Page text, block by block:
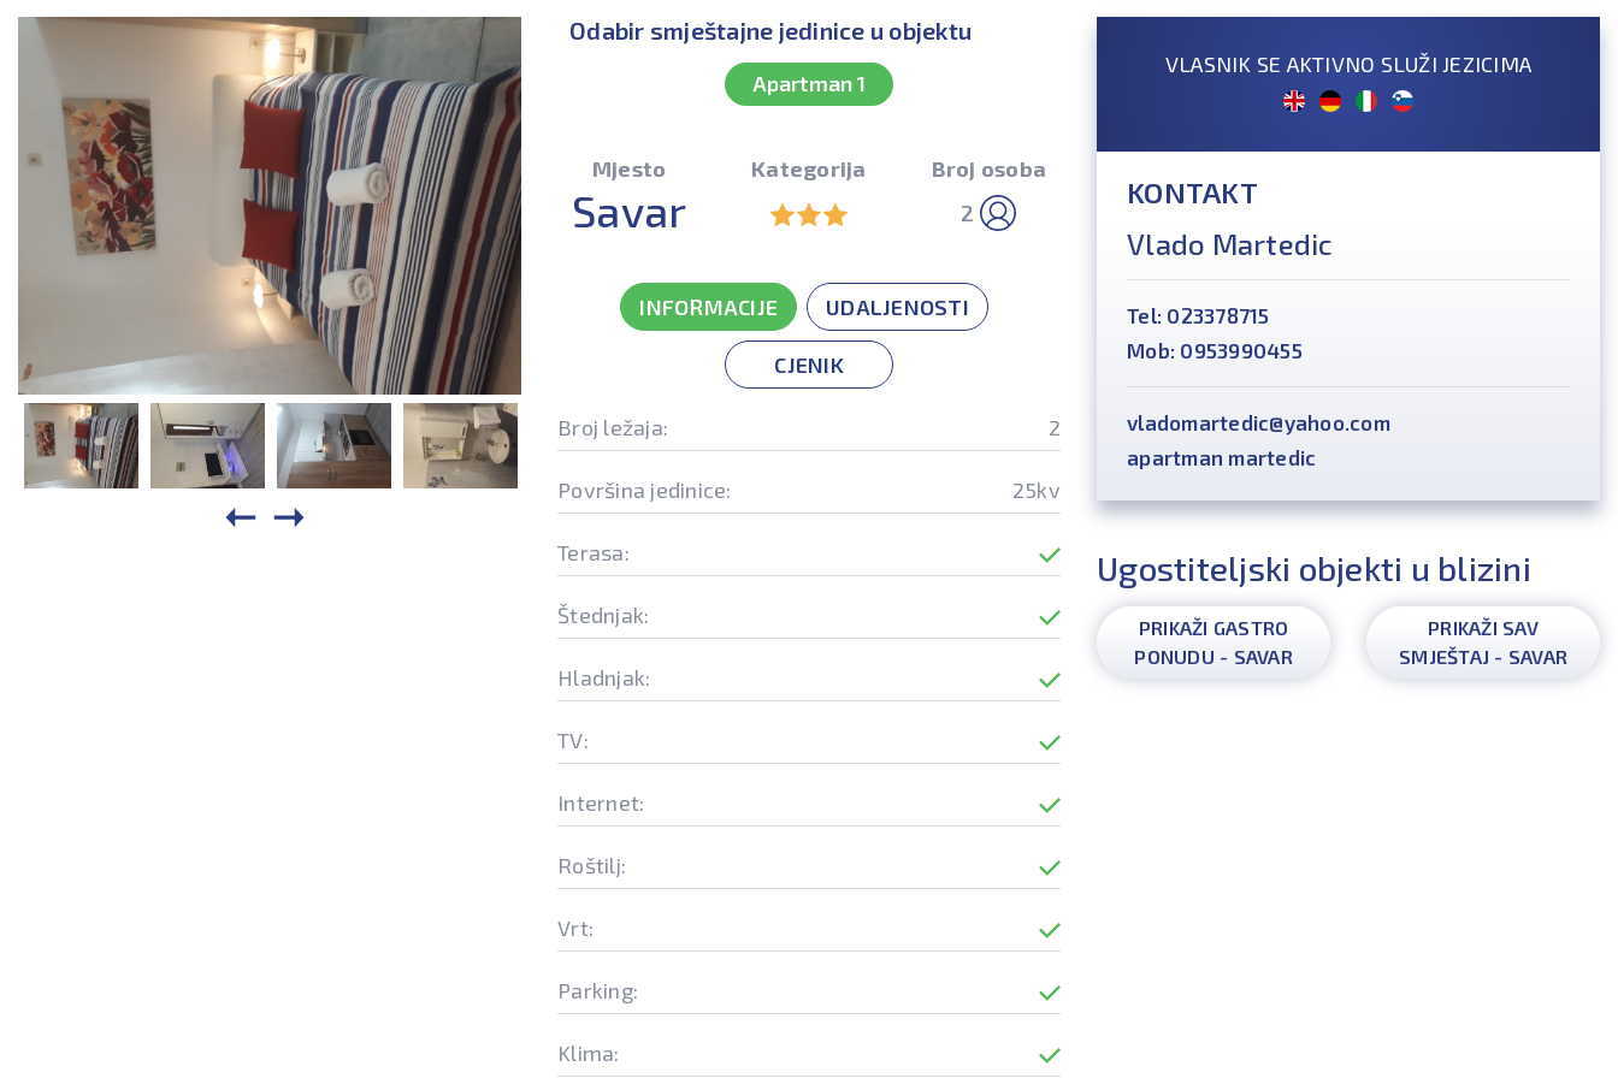
Odabir smještajne jedinice u objektu
Apartman 1
Mjesto
Savar
Kategorija
Broj osoba
2
INFORMACIJE UDALJENOSTI
CJENIK
Broj ležaja: 2
Površina jedinice: 25kv
Terasa:
Štednjak:
Hladnjak:
TV:
Internet:
Roštilj:
Vrt:
Parking:
Klima:
VLASNIK SE AKTIVNO SLUŽI JEZICIMA
KONTAKT
Vlado Martedic
Tel: 023378715
Mob: 0953990455
vladomartedic@yahoo.com
apartman martedic
Ugostiteljski objekti u blizini
PRIKAŽI GASTRO
PONUDU - SAVAR
PRIKAŽI SAV
SMJEŠTAJ - SAVAR